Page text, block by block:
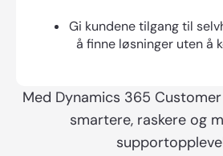
Gi kundene tilgang til
å finne løsninger uten å
Med Dynamics 365
smartere, raskere og